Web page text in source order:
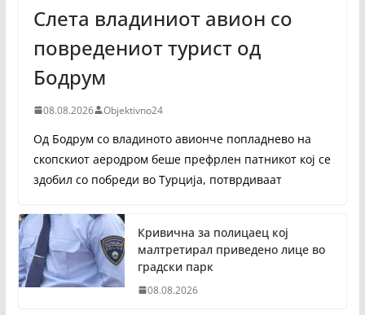
Слета владиниот авион со
повредениот турист од
Бодрум
08.08.2026 Objektivno24
Од Бодрум со владиното авионче попладнево на
скопскиот аеродром беше префрлен патникот кој се
здобил со побреди во Турција, потврдиваат
Кривична за полицаец кој
малтретирал приведено лице во
градски парк
08.08.2026